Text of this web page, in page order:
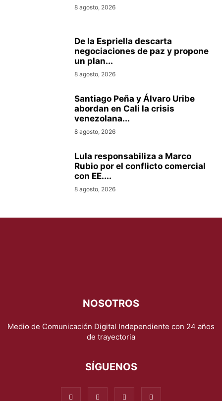
8 agosto, 2026
De la Espriella descarta
negociaciones de paz y propone
un plan...
8 agosto, 2026
Santiago Peña y Álvaro Uribe
abordan en Cali la crisis
venezolana...
8 agosto, 2026
Lula responsabiliza a Marco
Rubio por el conflicto comercial
con EE....
8 agosto, 2026
NOSOTROS
Medio de Comunicación Digital Independiente con 24 años
de trayectoria
SÍGUENOS